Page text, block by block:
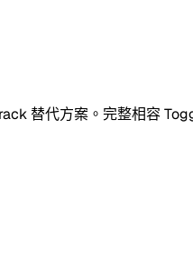
替代方案。完整相容